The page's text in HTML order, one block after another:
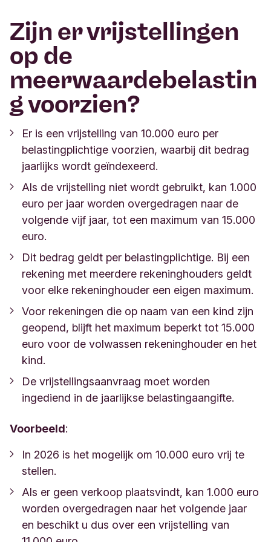
Zijn er vrijstellingen
op de
meerwaardebelastin
g voorzien?
Er is een vrijstelling van 10.000 euro per
belastingplichtige voorzien, waarbij dit bedrag
jaarlijks wordt geïndexeerd.
Als de vrijstelling niet wordt gebruikt, kan 1.000
euro per jaar worden overgedragen naar de
volgende vijf jaar, tot een maximum van 15.000
euro.
Dit bedrag geldt per belastingplichtige. Bij een
rekening met meerdere rekeninghouders geldt
voor elke rekeninghouder een eigen maximum.
Voor rekeningen die op naam van een kind zijn
geopend, blijft het maximum beperkt tot 15.000
euro voor de volwassen rekeninghouder en het
kind.
De vrijstellingsaanvraag moet worden
ingediend in de jaarlijkse belastingaangifte.
Voorbeeld:
In 2026 is het mogelijk om 10.000 euro vrij te
stellen.
Als er geen verkoop plaatsvindt, kan 1.000 euro
worden overgedragen naar het volgende jaar
en beschikt u dus over een vrijstelling van